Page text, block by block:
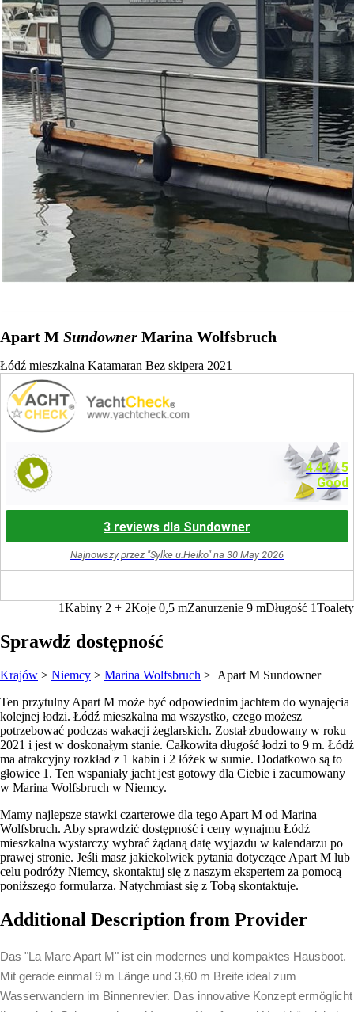
Apart M Sundowner Marina Wolfsbruch
Łódź mieszkalna Katamaran Bez skipera 2021
4.41/ 5
Good
3 reviews dla Sundowner
Najnowszy przez "Sylke u.Heiko" na 30 May 2026
1Kabiny 2 + 2Koje 0,5 mZanurzenie 9 mDługość 1Toalety
Sprawdź dostępność
Krajów > Niemcy > Marina Wolfsbruch > Apart M Sundowner
Ten przytulny Apart M może być odpowiednim jachtem do wynajęcia
kolejnej łodzi. Łódź mieszkalna ma wszystko, czego możesz
potrzebować podczas wakacji żeglarskich. Został zbudowany w roku
2021 i jest w doskonałym stanie. Całkowita długość łodzi to 9 m. Łódź
ma atrakcyjny rozkład z 1 kabin i 2 łóżek w sumie. Dodatkowo są to
głowice 1. Ten wspaniały jacht jest gotowy dla Ciebie i zacumowany
w Marina Wolfsbruch w Niemcy.
Mamy najlepsze stawki czarterowe dla tego Apart M od Marina
Wolfsbruch. Aby sprawdzić dostępność i ceny wynajmu Łódź
mieszkalna wystarczy wybrać żądaną datę wyjazdu w kalendarzu po
prawej stronie. Jeśli masz jakiekolwiek pytania dotyczące Apart M lub
celu podróży Niemcy, skontaktuj się z naszym ekspertem za pomocą
poniższego formularza. Natychmiast się z Tobą skontaktuje.
Additional Description from Provider
Das "La Mare Apart M" ist ein modernes und kompaktes Hausboot.
Mit gerade einmal 9 m Länge und 3,60 m Breite ideal zum
Wasserwandern im Binnenrevier. Das innovative Konzept ermöglicht